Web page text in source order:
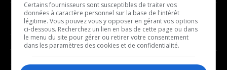
- Affaires municipales
- Communauté / Social
- Culture
- Économie
- Décompte franco
- Joué récemment
BALADOS
Certains fournisseurs sont susceptibles de traiter vos
données à caractère personnel sur la base de l'intérêt
légitime. Vous pouvez vous y opposer en gérant vos options
ci-dessous. Recherchez un lien en bas de cette page ou dans
le menu du site pour gérer ou retirer votre consentement
dans les paramètres des cookies et de confidentialité.